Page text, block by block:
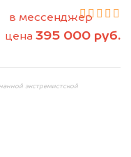
цена 395 000 руб.
в мессенджер
экстремистской